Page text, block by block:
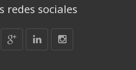
redes sociales